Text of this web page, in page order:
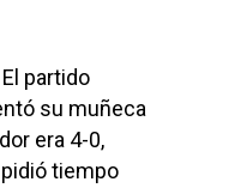
partido
su muñeca
era 4-0,
tiempo